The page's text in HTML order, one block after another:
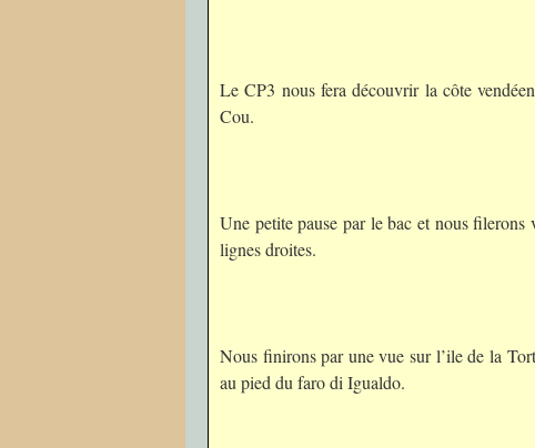
Le CP3 nous fera découvrir la côte
Cou.
Une petite pause par le bac et nous
lignes droites.
Nous finirons par une vue sur l’ile de la
au pied du faro di Igualdo.